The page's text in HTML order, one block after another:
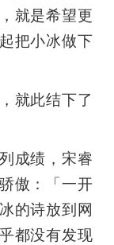
就是希望更
把小冰做下
就此结下了
成绩，宋睿
傲：「一开
的诗放到网
都没有发现